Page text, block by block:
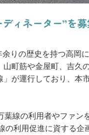
ィネーター”を募
りの歴史を持つ高岡
町筋や金屋町、吉久
が運行しており、本
線の利用者やファン
利用促進に資する企